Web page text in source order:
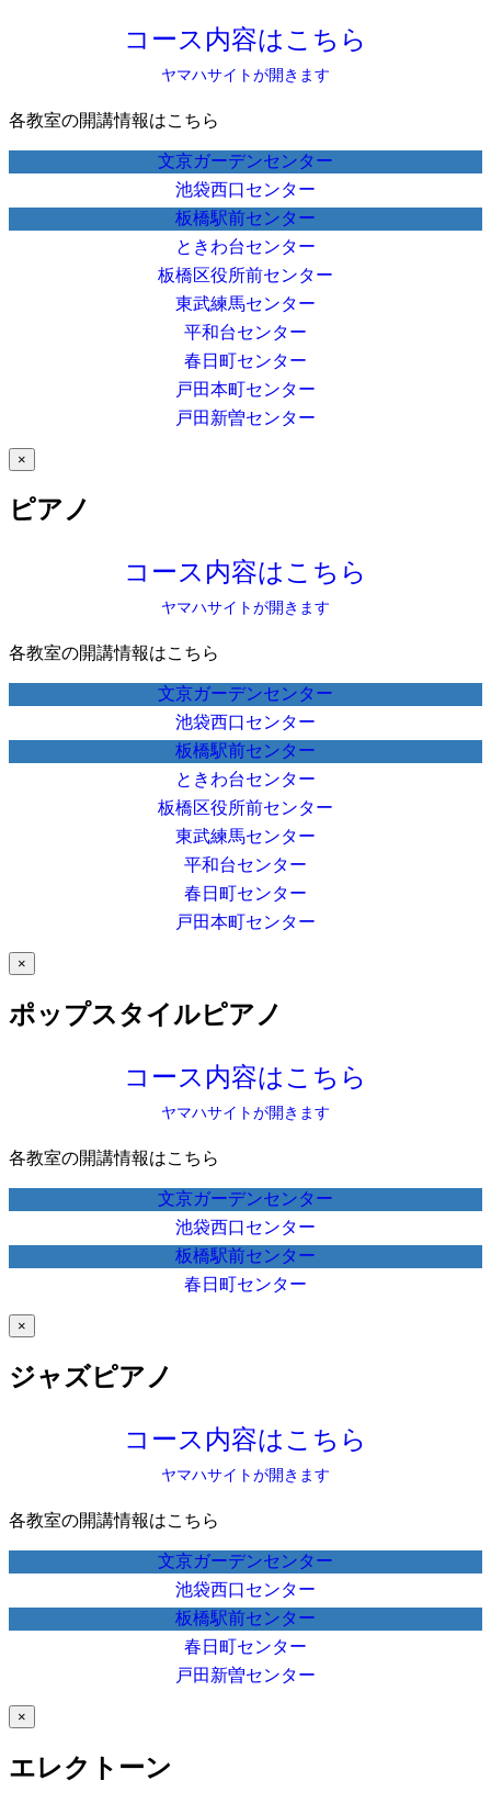
コース内容はこちら
ヤマハサイトが開きます
各教室の開講情報はこちら
文京ガーデンセンター
池袋西口センター
板橋駅前センター
ときわ台センター
板橋区役所前センター
東武練馬センター
平和台センター
春日町センター
戸田本町センター
戸田新曽センター
×
ピアノ
コース内容はこちら
ヤマハサイトが開きます
各教室の開講情報はこちら
文京ガーデンセンター
池袋西口センター
板橋駅前センター
ときわ台センター
板橋区役所前センター
東武練馬センター
平和台センター
春日町センター
戸田本町センター
×
ポップスタイルピアノ
コース内容はこちら
ヤマハサイトが開きます
各教室の開講情報はこちら
文京ガーデンセンター
池袋西口センター
板橋駅前センター
春日町センター
×
ジャズピアノ
コース内容はこちら
ヤマハサイトが開きます
各教室の開講情報はこちら
文京ガーデンセンター
池袋西口センター
板橋駅前センター
春日町センター
戸田新曽センター
×
エレクトーン